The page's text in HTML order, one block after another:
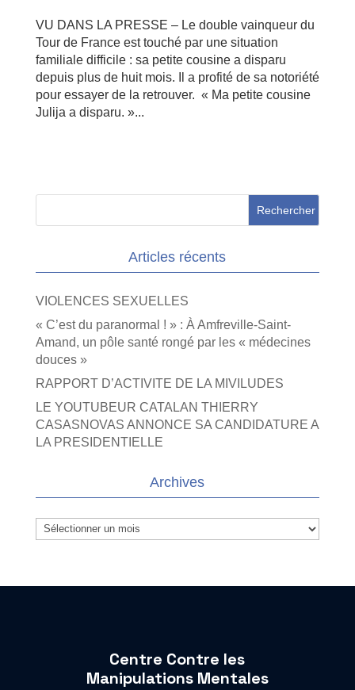
VU DANS LA PRESSE – Le double vainqueur du
Tour de France est touché par une situation
familiale difficile : sa petite cousine a disparu
depuis plus de huit mois. Il a profité de sa notoriété
pour essayer de la retrouver. « Ma petite cousine
Julija a disparu. »...
Articles récents
VIOLENCES SEXUELLES
« C’est du paranormal ! » : À Amfreville-Saint-
Amand, un pôle santé rongé par les « médecines
douces »
RAPPORT D’ACTIVITE DE LA MIVILUDES
LE YOUTUBEUR CATALAN THIERRY
CASASNOVAS ANNONCE SA CANDIDATURE A
LA PRESIDENTIELLE
Archives
Archives
Centre Contre les
Manipulations Mentales